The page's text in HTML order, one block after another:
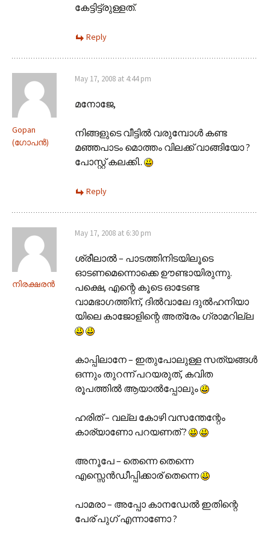
കേട്ടിട്ട്രുള്ളത്‌.
Reply
Gopan
(ഗോപന്‍)
May 17, 2008 at 4:44 pm
മനോജേ,
നിങ്ങളുടെ വീട്ടില്‍ വരുമ്പോള്‍ കണ്ട
മഞ്ഞപാടം മൊത്തം വിലക്ക് വാങ്ങിയോ ?
പോസ്റ്റ് കലക്കി..
Reply
നിരക്ഷരന്‍
May 17, 2008 at 6:30 pm
ശ്രീലാല്‍ – പാടത്തിനിടയിലൂടെ
ഓടണമെന്നൊക്കെ ഊണ്ടായിരുന്നു.
പക്ഷെ, എന്റെ കൂടെ ഓടേണ്ട
വാമഭാഗത്തിന്, ദില്‍വാലേ ദുല്‍ഹനിയാ
യിലെ കാജോളിന്റെ അത്രേം ഗ്രാമറില്ല
കാപ്പിലാനേ – ഇതുപോലുള്ള സത്യങ്ങള്‍
ഒന്നും തുറന്ന് പറയരുത്, കവിത
രൂപത്തില്‍ ആയാല്‍പ്പോലും
ഹരിത് – വല്ല കോഴി വസന്തേന്റേം
കാര്യാണോ പറയണത് ?
അനൂപേ – തെന്നെ തെന്നെ
എസ്സെന്‍ഡീപ്പിക്കാര് തെന്നെ
പാമരാ – അപ്പോ കാനഡേല്‍ ഇതിന്റെ
പേര് പുഗ് എന്നാണോ ?